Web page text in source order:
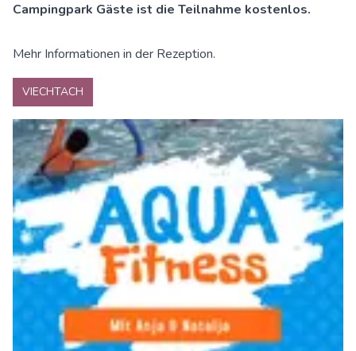
Campingpark Gäste ist die Teilnahme kostenlos.
Mehr Informationen in der Rezeption.
VIECHTACH